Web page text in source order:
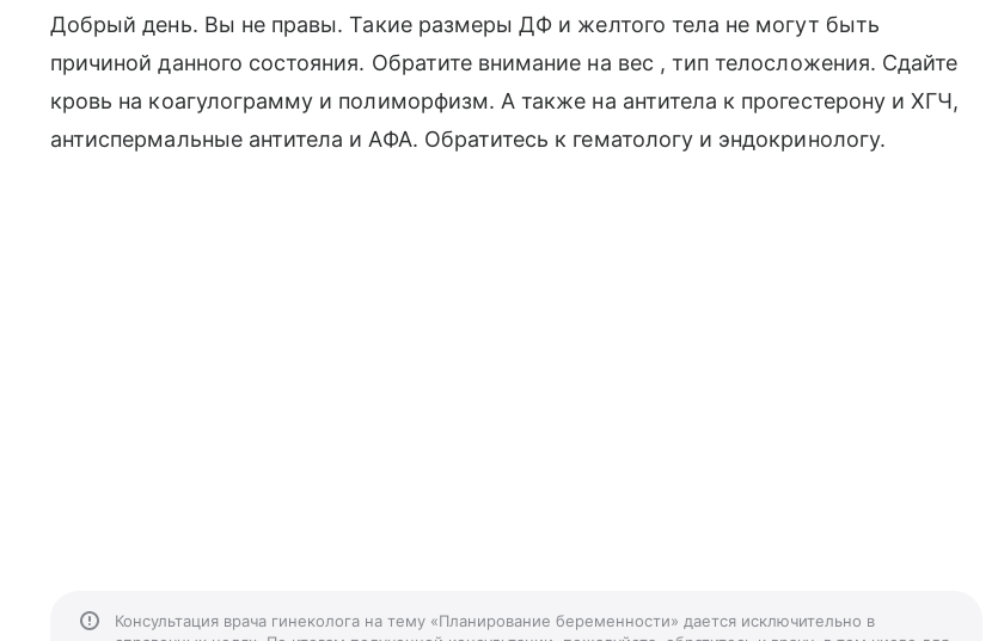
Добрый день. Вы не правы. Такие размеры ДФ и желтого тела не могут быть
причиной данного состояния. Обратите внимание на вес , тип телосложения. Сдайте
кровь на коагулограмму и полиморфизм. А также на антитела к прогестерону и ХГЧ,
антиспермальные антитела и АФА. Обратитесь к гематологу и эндокринологу.
Консультация врача гинеколога на тему «Планирование беременности» дается исключительно в